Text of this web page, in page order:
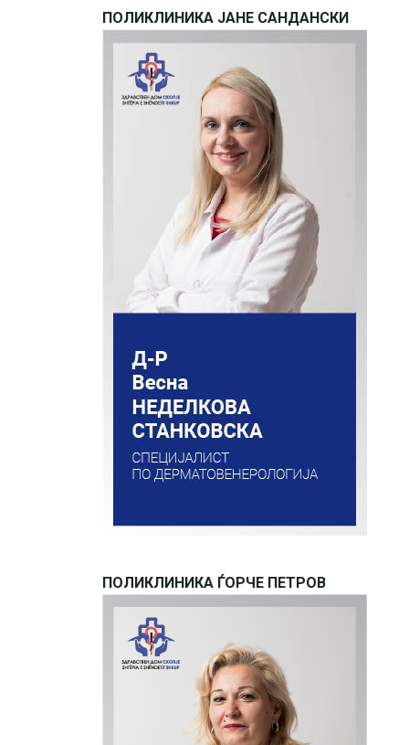
ПОЛИКЛИНИКА ЈАНЕ САНДАНСКИ
ПОЛИКЛИНИКА ЃОРЧЕ ПЕТРОВ